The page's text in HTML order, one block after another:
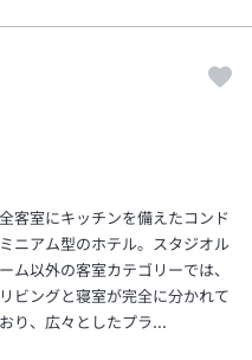
全客室にキッチンを備えたコンド
ミニアム型のホテル。スタジオル
ーム以外の客室カテゴリーでは、
リビングと寝室が完全に分かれて
おり、広々としたプラ…